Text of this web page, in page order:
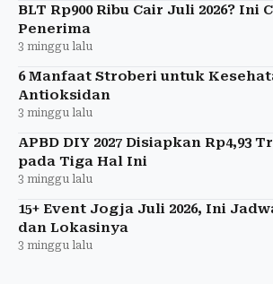
BLT Rp900 Ribu Cair Juli 2026? Ini
Penerima
3 minggu lalu
6 Manfaat Stroberi untuk
Antioksidan
3 minggu lalu
APBD DIY 2027 Disiapkan Rp4,93
pada Tiga Hal Ini
3 minggu lalu
15+ Event Jogja Juli 2026, Ini
dan Lokasinya
3 minggu lalu